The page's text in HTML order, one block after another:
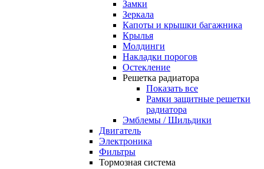
Замки
Зеркала
Капоты и крышки багажника
Крылья
Молдинги
Накладки порогов
Остекление
Решетка радиатора
Показать все
Рамки защитные решетки
радиатора
Эмблемы / Шильдики
Двигатель
Электроника
Фильтры
Тормозная система